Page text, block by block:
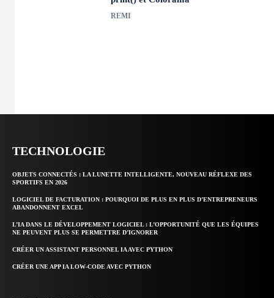
REMI
TECHNOLOGIE
OBJETS CONNECTÉS : LA LUNETTE INTELLIGENTE, NOUVEAU RÉFLEXE DES
SPORTIFS EN 2026
LOGICIEL DE FACTURATION : POURQUOI DE PLUS EN PLUS D’ENTREPRENEURS
ABANDONNENT EXCEL
L’IA DANS LE DÉVELOPPEMENT LOGICIEL : L’OPPORTUNITÉ QUE LES ÉQUIPES
NE PEUVENT PLUS SE PERMETTRE D’IGNORER
CRÉER UN ASSISTANT PERSONNEL IA AVEC PYTHON
CRÉER UNE APP IA LOW-CODE AVEC PYTHON